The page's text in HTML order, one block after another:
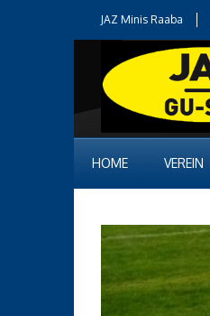
JAZ Minis Raaba
HOME VEREIN